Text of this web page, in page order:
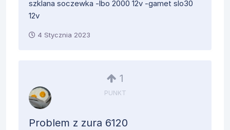
szklana soczewka -lbo 2000 12v -gamet slo30
12v
4 Stycznia 2023
1
PUNKT
Problem z zura 6120